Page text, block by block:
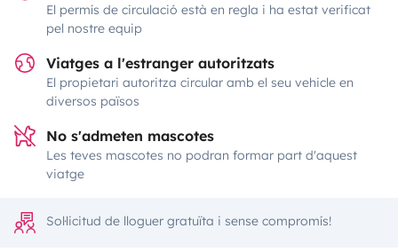
El permís de circulació està en regla i ha estat verificat
pel nostre equip
Viatges a l'estranger autoritzats
El propietari autoritza circular amb el seu vehicle en
diversos països
No s'admeten mascotes
Les teves mascotes no podran formar part d'aquest
viatge
Sol·licitud de lloguer gratuïta i sense compromís!